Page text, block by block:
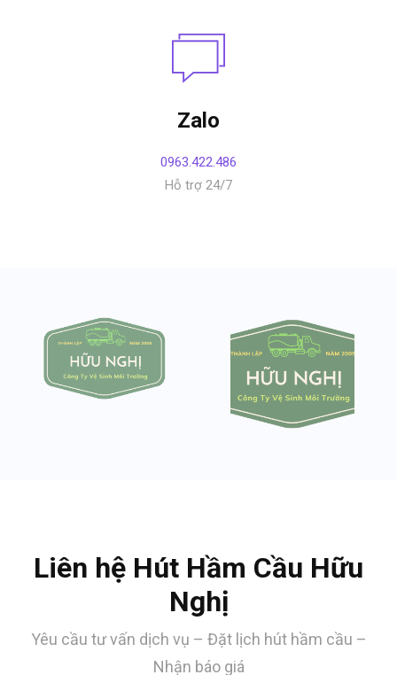
Zalo
0963.422.486
Hỗ trợ 24/7
Liên hệ Hút Hầm Cầu Hữu
Nghị
Yêu cầu tư vấn dịch vụ – Đặt lịch hút hầm cầu –
Nhận báo giá